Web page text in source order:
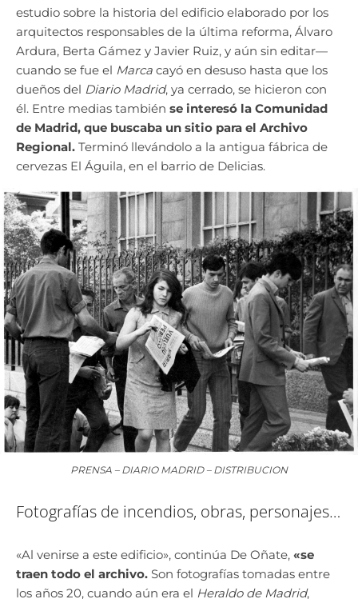
estudio sobre la historia del edificio elaborado por los
arquitectos responsables de la última reforma, Álvaro
Ardura, Berta Gámez y Javier Ruiz, y aún sin editar—
cuando se fue el Marca cayó en desuso hasta que los
dueños del Diario Madrid, ya cerrado, se hicieron con
él. Entre medias también se interesó la Comunidad
de Madrid, que buscaba un sitio para el Archivo
Regional. Terminó llevándolo a la antigua fábrica de
cervezas El Águila, en el barrio de Delicias.
PRENSA – DIARIO MADRID – DISTRIBUCION
Fotografías de incendios, obras, personajes…
«Al venirse a este edificio», continúa De Oñate, «se
traen todo el archivo. Son fotografías tomadas entre
los años 20, cuando aún era el Heraldo de Madrid,